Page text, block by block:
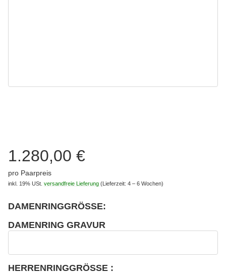
1.280,00 €
pro Paarpreis
inkl. 19% USt. versandfreie Lieferung (Lieferzeit: 4 – 6 Wochen)
DAMENRINGGRÖSSE:
DAMENRING GRAVUR
HERRENRINGGRÖSSE :